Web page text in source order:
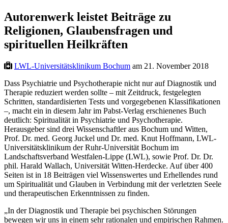
Autorenwerk leistet Beiträge zu
Religionen, Glaubensfragen und
spirituellen Heilkräften
LWL-Universitätsklinikum Bochum am 21. November 2018
Dass Psychiatrie und Psychotherapie nicht nur auf Diagnostik und
Therapie reduziert werden sollte – mit Zeitdruck, festgelegten
Schritten, standardisierten Tests und vorgegebenen Klassifikationen
–, macht ein in diesem Jahr im Pabst-Verlag erschienenes Buch
deutlich: Spiritualität in Psychiatrie und Psychotherapie.
Herausgeber sind drei Wissenschaftler aus Bochum und Witten,
Prof. Dr. med. Georg Juckel und Dr. med. Knut Hoffmann, LWL-
Universitätsklinikum der Ruhr-Universität Bochum im
Landschaftsverband Westfalen-Lippe (LWL), sowie Prof. Dr. Dr.
phil. Harald Wallach, Universität Witten-Herdecke. Auf über 400
Seiten ist in 18 Beiträgen viel Wissenswertes und Erhellendes rund
um Spiritualität und Glauben in Verbindung mit der verletzten Seele
und therapeutischen Erkenntnissen zu finden.
„In der Diagnostik und Therapie bei psychischen Störungen
bewegen wir uns in einem sehr rationalen und empirischen Rahmen.